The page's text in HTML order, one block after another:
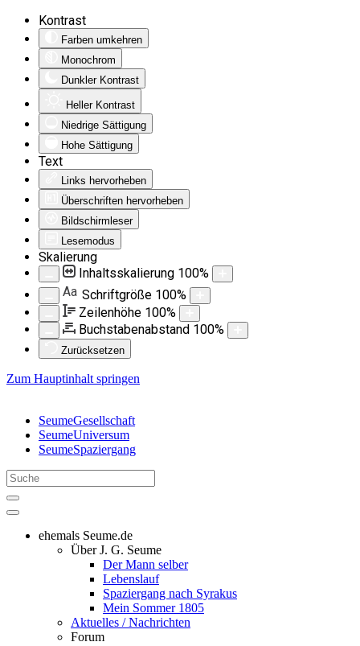
Kontrast
Farben umkehren
Monochrom
Dunkler Kontrast
Heller Kontrast
Niedrige Sättigung
Hohe Sättigung
Text
Links hervorheben
Überschriften hervorheben
Bildschirmleser
Lesemodus
Skalierung
Inhaltsskalierung 100%
Aa Schriftgröße 100%
Zeilenhöhe 100%
Buchstabenabstand 100%
Zurücksetzen
Zum Hauptinhalt springen
SeumeGesellschaft
SeumeUniversum
SeumeSpaziergang
ehemals Seume.de
Über J. G. Seume
Der Mann selber
Lebenslauf
Spaziergang nach Syrakus
Mein Sommer 1805
Aktuelles / Nachrichten
Forum